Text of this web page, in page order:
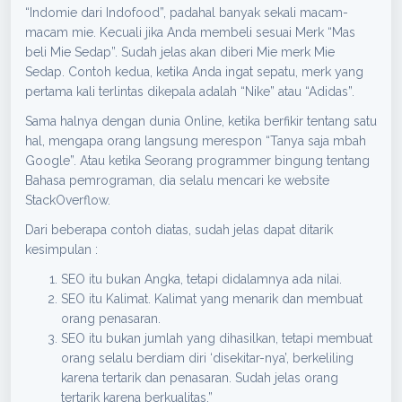
“Indomie dari Indofood”, padahal banyak sekali macam-
macam mie. Kecuali jika Anda membeli sesuai Merk “Mas
beli Mie Sedap”. Sudah jelas akan diberi Mie merk Mie
Sedap. Contoh kedua, ketika Anda ingat sepatu, merk yang
pertama kali terlintas dikepala adalah “Nike” atau “Adidas”.
Sama halnya dengan dunia Online, ketika berfikir tentang satu
hal, mengapa orang langsung merespon “Tanya saja mbah
Google”. Atau ketika Seorang programmer bingung tentang
Bahasa pemrograman, dia selalu mencari ke website
StackOverflow.
Dari beberapa contoh diatas, sudah jelas dapat ditarik
kesimpulan :
SEO itu bukan Angka, tetapi didalamnya ada nilai.
SEO itu Kalimat. Kalimat yang menarik dan membuat
orang penasaran.
SEO itu bukan jumlah yang dihasilkan, tetapi membuat
orang selalu berdiam diri ‘disekitar-nya’, berkeliling
karena tertarik dan penasaran. Sudah jelas orang
tertarik karena berkualitas.”